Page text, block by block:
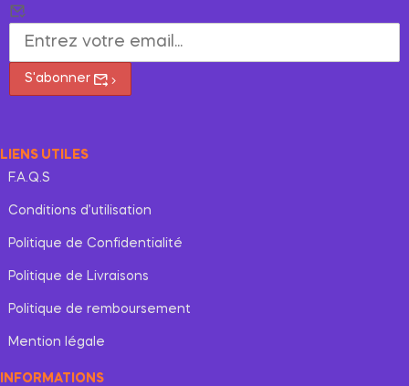
S'abonner
LIENS UTILES
F.A.Q.S
Conditions d’utilisation
Politique de Confidentialité
Politique de Livraisons
Politique de remboursement
Mention légale
INFORMATIONS